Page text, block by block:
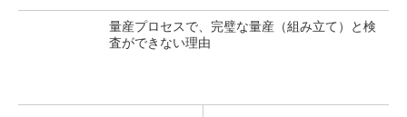
量産プロセスで、完璧な量産（組み立て）と検
査ができない理由